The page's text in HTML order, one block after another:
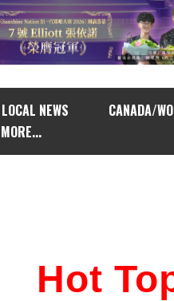
LOCAL NEWS
CANADA/
MORE...
Hot